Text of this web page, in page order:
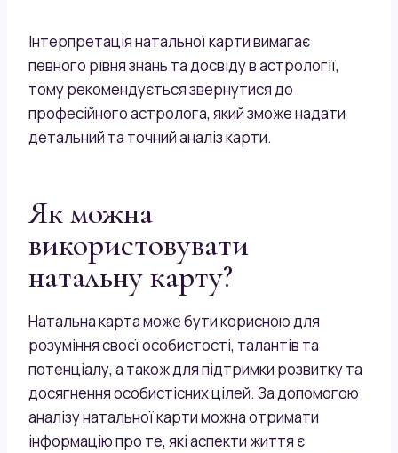
Інтерпретація натальної карти вимагає
певного рівня знань та досвіду в астрології,
тому рекомендується звернутися до
професійного астролога, який зможе надати
детальний та точний аналіз карти.
Як можна
використовувати
натальну карту?
Натальна карта може бути корисною для
розуміння своєї особистості, талантів та
потенціалу, а також для підтримки розвитку та
досягнення особистісних цілей. За допомогою
аналізу натальної карти можна отримати
інформацію про те, які аспекти життя є